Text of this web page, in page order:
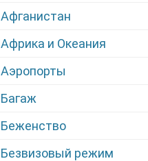
Афганистан
Африка и Океания
Аэропорты
Багаж
Беженство
Безвизовый режим